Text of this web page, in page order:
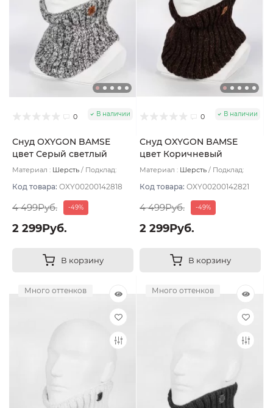
0 В наличии
Снуд OXYGON BAMSE
цвет Серый светлый
Материал : Шерсть
Подклад:
Код товара: OXY00200142818
4 499Руб. -49%
2 299Руб.
В корзину
0 В наличии
Снуд OXYGON BAMSE
цвет Коричневый
Материал : Шерсть
Подклад:
Код товара: OXY00200142821
4 499Руб. -49%
2 299Руб.
В корзину
Много оттенков Много оттенков